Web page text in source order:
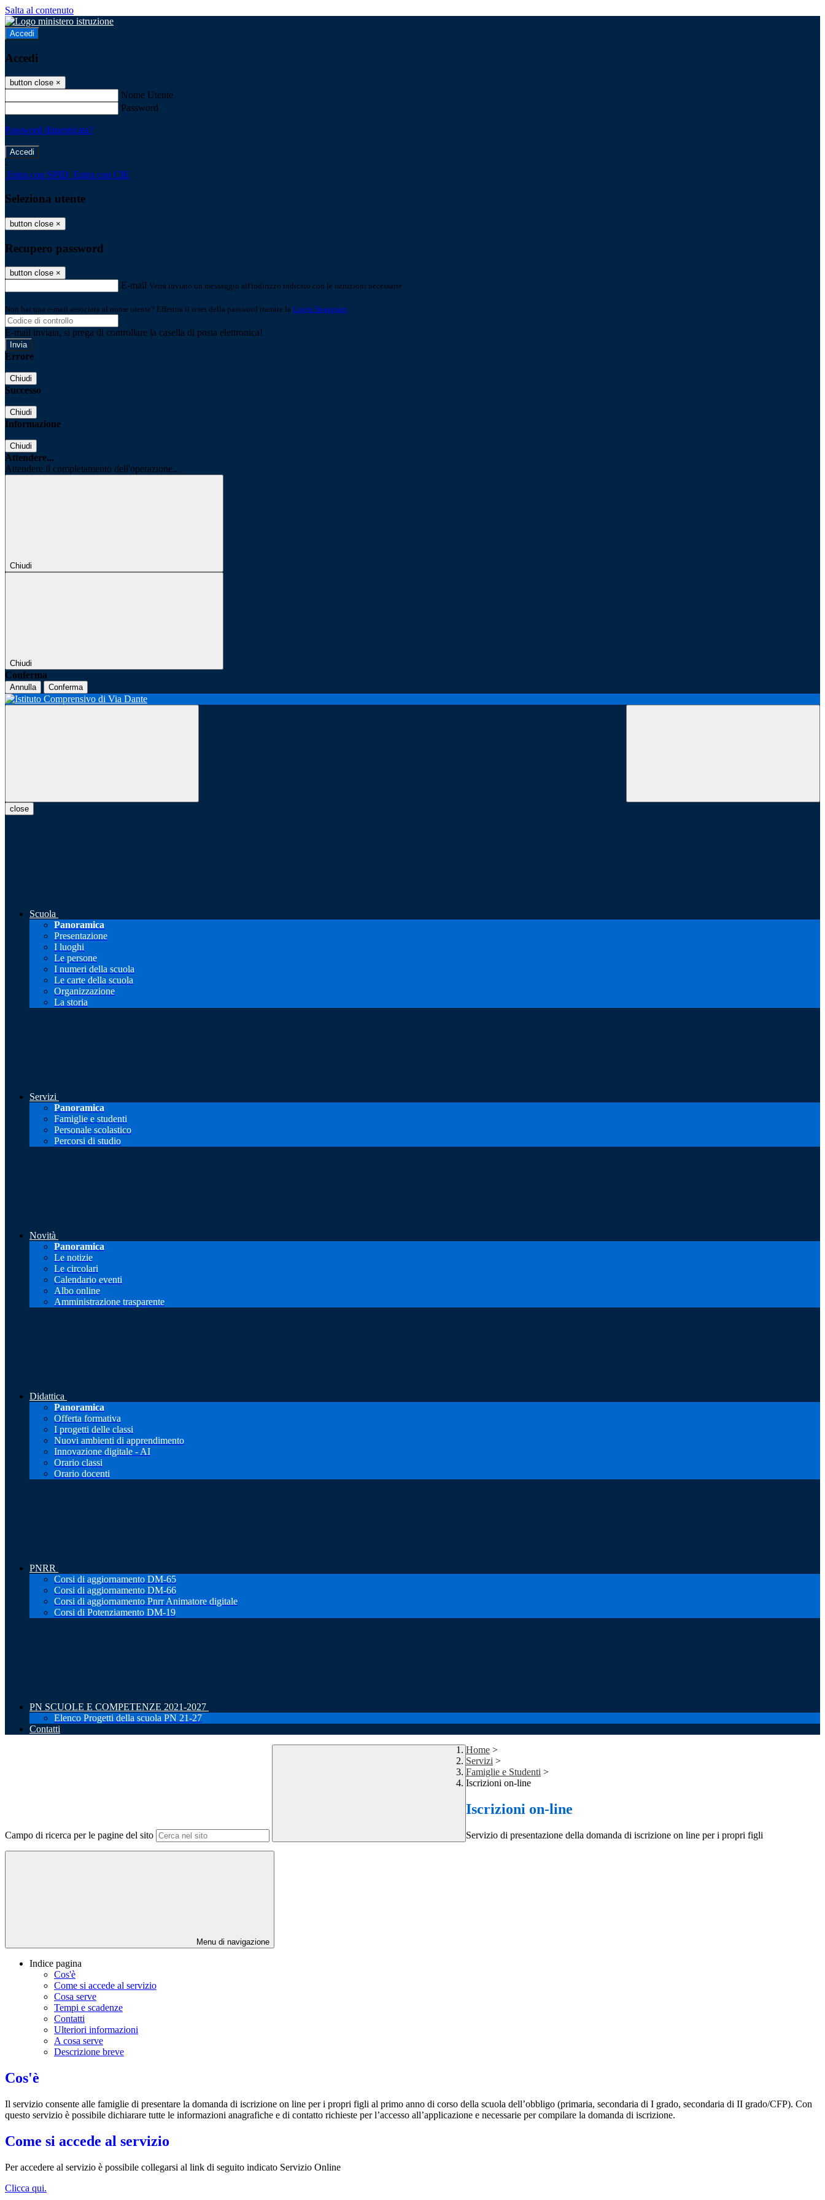
Salta al contenuto
Accedi
Accedi
button close ×
Nome Utente
Password
Password dimenticata?
-
Entra con SPID Entra con CIE
Seleziona utente
button close ×
Recupero password
button close ×
E-mail Verrà inviato un messaggio all'indirizzo indicato con le istruzioni necessarie.
Non hai una e-mail associata al nome utente? Effettua il reset della password tramite la Login Spaggiari
E-mail inviata, si prega di controllare la casella di posta elettronica!
Errore
Chiudi
Successo
Chiudi
Informazione
Chiudi
Attendere...
Attendere il completamento dell'operazione...
Chiudi
Chiudi
Conferma
Annulla Conferma
close
Scuola
Panoramica
Presentazione
I luoghi
Le persone
I numeri della scuola
Le carte della scuola
Organizzazione
La storia
Servizi
Panoramica
Famiglie e studenti
Personale scolastico
Percorsi di studio
Novità
Panoramica
Le notizie
Le circolari
Calendario eventi
Albo online
Amministrazione trasparente
Didattica
Panoramica
Offerta formativa
I progetti delle classi
Nuovi ambienti di apprendimento
Innovazione digitale - AI
Orario classi
Orario docenti
PNRR
Corsi di aggiornamento DM-65
Corsi di aggiornamento DM-66
Corsi di aggiornamento Pnrr Animatore digitale
Corsi di Potenziamento DM-19
PN SCUOLE E COMPETENZE 2021-2027
Elenco Progetti della scuola PN 21-27
Contatti
Campo di ricerca per le pagine del sito
Home >
Servizi >
Famiglie e Studenti >
Iscrizioni on-line
Iscrizioni on-line
Servizio di presentazione della domanda di iscrizione on line per i propri figli
Menu di navigazione
Indice pagina
Cos'è
Come si accede al servizio
Cosa serve
Tempi e scadenze
Contatti
Ulteriori informazioni
A cosa serve
Descrizione breve
Cos'è
Il servizio consente alle famiglie di presentare la domanda di iscrizione on line per i propri figli al primo anno di corso della scuola dell’obbligo (primaria, secondaria di I grado, secondaria di II grado/CFP). Con
questo servizio è possibile dichiarare tutte le informazioni anagrafiche e di contatto richieste per l’accesso all’applicazione e necessarie per compilare la domanda di iscrizione.
Come si accede al servizio
Per accedere al servizio è possibile collegarsi al link di seguito indicato Servizio Online
Clicca qui.